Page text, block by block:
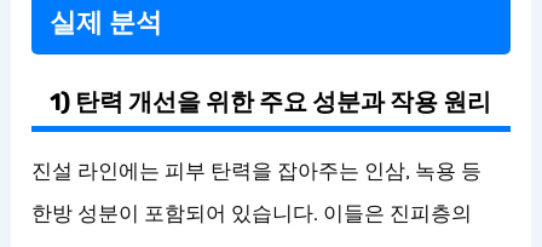
실제 분석
1) 탄력 개선을 위한 주요 성분과 작용 원리
진설 라인에는 피부 탄력을 잡아주는 인삼, 녹용 등
한방 성분이 포함되어 있습니다. 이들은 진피층의